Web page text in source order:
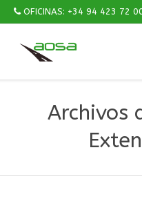
OFICINAS: +34 94 423 72
Archivos